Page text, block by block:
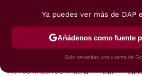
POSTRES VIAJES SELECCIÓN
HOY SE HABLA DE Cena Lidl
Ya puedes ver más de DAP
Añádenos como fuente
Solo necesitas una cuenta de